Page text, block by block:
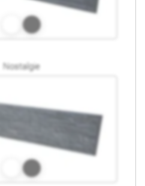
Nostalgie